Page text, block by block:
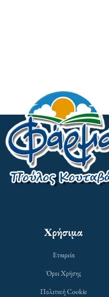
Χρήσιμα
Εταιρεία
Όροι Χρήσης
Πολιτική Cookie